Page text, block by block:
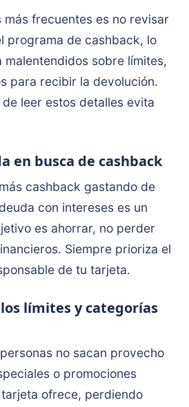
más frecuentes es no revisar
programa de cashback, lo
malentendidos sobre límites,
para recibir la devolución.
leer estos detalles evita
en busca de cashback
cashback gastando de
con intereses es un
es ahorrar, no perder
Siempre prioriza el
de tu tarjeta.
límites y categorías
no sacan provecho
o promociones
ofrece, perdiendo